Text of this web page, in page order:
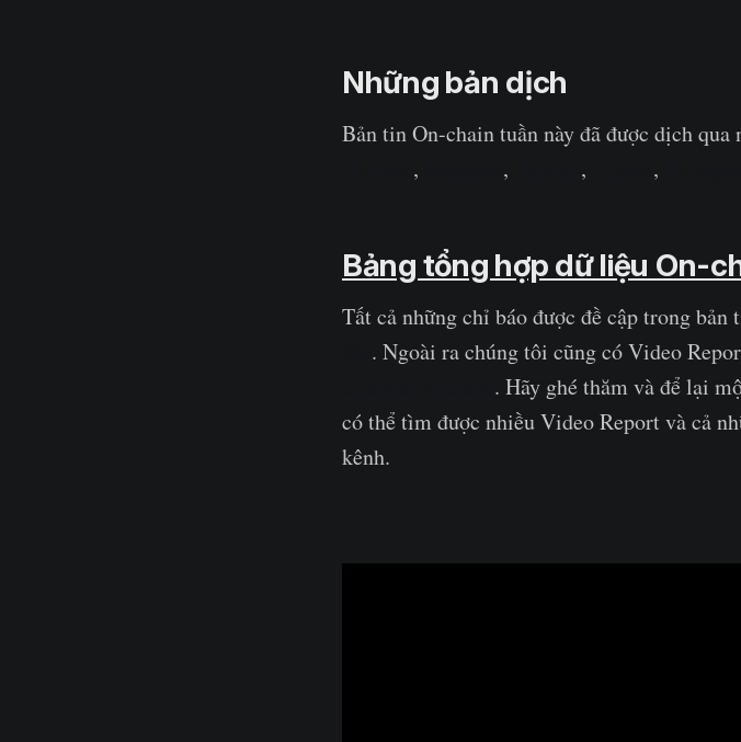
Những bản dịch
Bản tin On-chain tuần này đã được dịch qua
, , , ,
Bảng tổng hợp dữ liệu On-
Tất cả những chỉ báo được đề cập trong
. Ngoài ra chúng tôi cũng có Video
. Hãy ghé thăm và để lại
có thể tìm được nhiều Video Report và cả
kênh.